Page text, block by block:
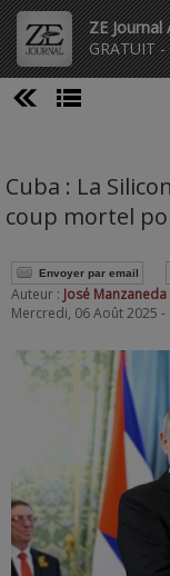
ZE Journal
GRATUIT
Cuba : La
coup mortel
Envoyer par email
Auteur : José Manzaneda
Mercredi, 06 Août 2025 -